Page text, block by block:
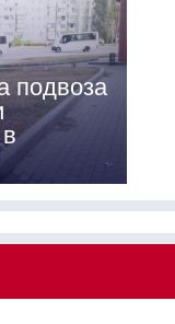
подвоза